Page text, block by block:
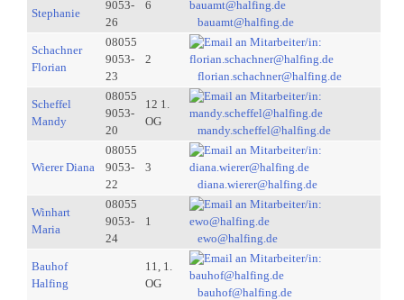
Stephanie
9053-
26
6
bauamt@halfing.de
Schachner
Florian
08055
9053-
23
2
florian.schachner@halfing.de
Scheffel
Mandy
08055
9053-
20
12 1.
OG
mandy.scheffel@halfing.de
Wierer Diana
08055
9053-
22
3
diana.wierer@halfing.de
Winhart
Maria
08055
9053-
24
1
ewo@halfing.de
Bauhof
Halfing
11, 1.
OG
bauhof@halfing.de